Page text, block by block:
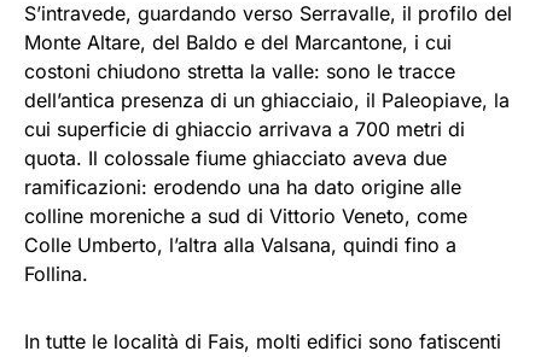
S’intravede, guardando verso Serravalle, il profilo del
Monte Altare, del Baldo e del Marcantone, i cui
costoni chiudono stretta la valle: sono le tracce
dell’antica presenza di un ghiacciaio, il Paleopiave, la
cui superficie di ghiaccio arrivava a 700 metri di
quota. Il colossale fiume ghiacciato aveva due
ramificazioni: erodendo una ha dato origine alle
colline moreniche a sud di Vittorio Veneto, come
Colle Umberto, l’altra alla Valsana, quindi fino a
Follina.
In tutte le località di Fais, molti edifici sono fatiscenti